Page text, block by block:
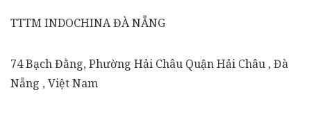
TTTM INDOCHINA ĐÀ NẴNG
74 Bạch Đằng, Phường Hải Châu Quận Hải Châu , Đà
Nẵng , Việt Nam